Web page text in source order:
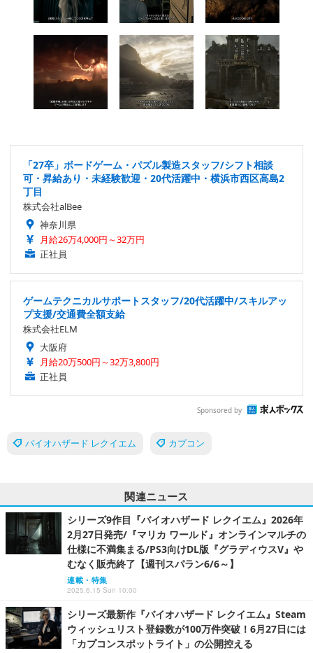
「27卒」ボードゲーム・パズル製造スタッフ/シフト相談
可・昇給あり・未経験歓迎・20代活躍中・横浜市西区高島2
丁目
株式会社alBee
神奈川県
月給26万4,000円～32万円
正社員
ゲームテクニカルサポートスタッフ/20代活躍中/スキルアッ
プ支援/交通費全額支給
株式会社ELM
大阪府
月給20万500円～32万3,800円
正社員
Sponsored by
バイオハザード レクイエム カプコン
関連ニュース
シリーズ9作目『バイオハザード レクイエム』2026年
2月27日発売/『マリカ ワールド』オンラインマルチの
仕様に不満集まる/PS3向けDL版『グラディウスV』や
むなく販売終了【週刊スパラン6/6～】
連載・特集
2025.6.15 Sun 10:00
シリーズ最新作『バイオハザード レクイエム』Steam
ウィッシュリスト登録数が100万件突破！6月27日には
「カプコンスポットライト」の公開控える